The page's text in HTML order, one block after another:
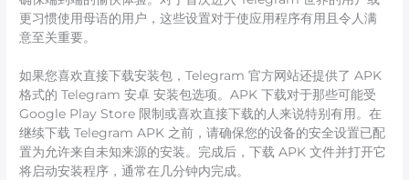
更习惯使用母语的用户，这些设置对于使应用程序有用且令人满
意至关重要。
如果您喜欢直接下载安装包，Telegram 官方网站还提供了 APK
格式的 Telegram 安卓 安装包选项。APK 下载对于那些可能受
Google Play Store 限制或喜欢直接下载的人来说特别有用。在
继续下载 Telegram APK 之前，请确保您的设备的安全设置已配
置为允许来自未知来源的安装。完成后，下载 APK 文件并打开它
将启动安装程序，通常在几分钟内完成。